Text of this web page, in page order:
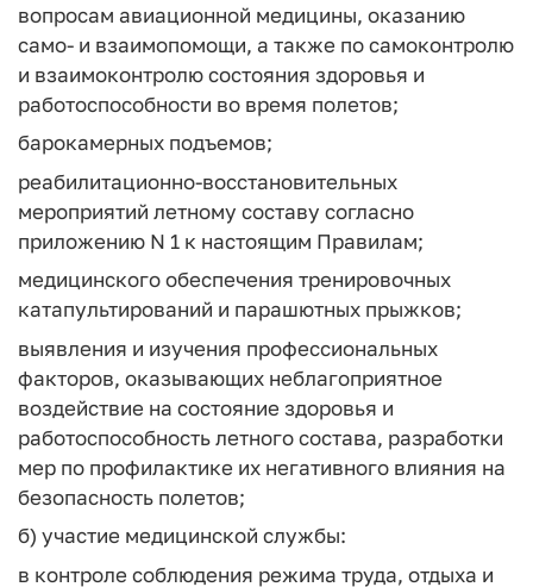
вопросам авиационной медицины, оказанию
само- и взаимопомощи, а также по самоконтролю
и взаимоконтролю состояния здоровья и
работоспособности во время полетов;
барокамерных подъемов;
реабилитационно-восстановительных
мероприятий летному составу согласно
приложению N 1 к настоящим Правилам;
медицинского обеспечения тренировочных
катапультирований и парашютных прыжков;
выявления и изучения профессиональных
факторов, оказывающих неблагоприятное
воздействие на состояние здоровья и
работоспособность летного состава, разработки
мер по профилактике их негативного влияния на
безопасность полетов;
б) участие медицинской службы:
в контроле соблюдения режима труда, отдыха и